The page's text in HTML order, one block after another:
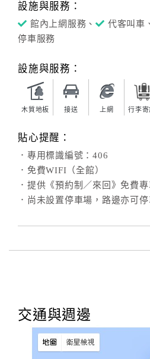
設施與服務：
館內上網服務、 代客叫車
停車服務
設施與服務：
木質地板 接送 上網 行李寄
貼心提醒：
．專用標識編號：406
．免費WIFI（全館）
．提供《預約制／來回》免費
．尚未設置停車場，路邊亦可停
交通與週邊